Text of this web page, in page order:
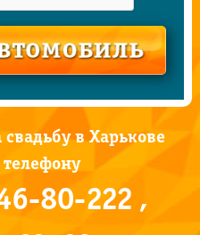
в Харькове
80-222 ,